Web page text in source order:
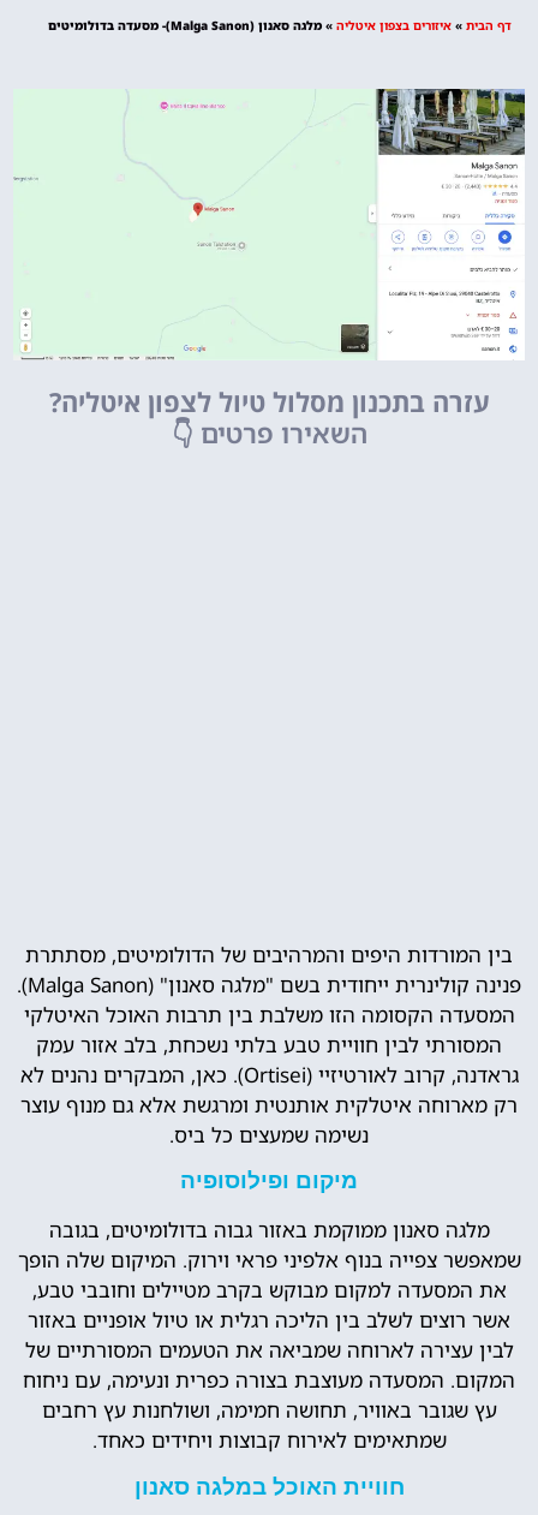
דף הבית » איזורים בצפון איטליה » מלגה סאנון (Malga Sanon‏)- מסעדה בדולומיטים
עזרה בתכנון מסלול טיול לצפון איטליה?
השאירו פרטים 👇
בין המורדות היפים והמרהיבים של הדולומיטים, מסתתרת
פנינה קולינרית ייחודית בשם "מלגה סאנון" (Malga Sanon).
המסעדה הקסומה הזו משלבת בין תרבות האוכל האיטלקי
המסורתי לבין חוויית טבע בלתי נשכחת, בלב אזור עמק
גראדנה, קרוב לאורטיזיי (Ortisei). כאן, המבקרים נהנים לא
רק מארוחה איטלקית אותנטית ומרגשת אלא גם מנוף עוצר
נשימה שמעצים כל ביס.
מיקום ופילוסופיה
מלגה סאנון ממוקמת באזור גבוה בדולומיטים, בגובה
שמאפשר צפייה בנוף אלפיני פראי וירוק. המיקום שלה הופך
את המסעדה למקום מבוקש בקרב מטיילים וחובבי טבע,
אשר רוצים לשלב בין הליכה רגלית או טיול אופניים באזור
לבין עצירה לארוחה שמביאה את הטעמים המסורתיים של
המקום. המסעדה מעוצבת בצורה כפרית ונעימה, עם ניחוח
עץ שגובר באוויר, תחושה חמימה, ושולחנות עץ רחבים
שמתאימים לאירוח קבוצות ויחידים כאחד.
חוויית האוכל במלגה סאנון